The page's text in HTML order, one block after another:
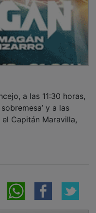
y a las
Capitán Maravilla,